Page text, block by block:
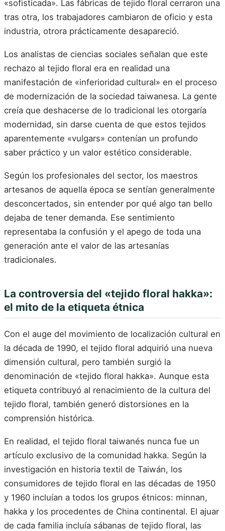
«sofisticada». Las fábricas de tejido floral cerraron una
tras otra, los trabajadores cambiaron de oficio y esta
industria, otrora prácticamente desapareció.
Los analistas de ciencias sociales señalan que este
rechazo al tejido floral era en realidad una
manifestación de «inferioridad cultural» en el proceso
de modernización de la sociedad taiwanesa. La gente
creía que deshacerse de lo tradicional les otorgaría
modernidad, sin darse cuenta de que estos tejidos
aparentemente «vulgars» contenían un profundo
saber práctico y un valor estético considerable.
Según los profesionales del sector, los maestros
artesanos de aquella época se sentían generalmente
desconcertados, sin entender por qué algo tan bello
dejaba de tener demanda. Ese sentimiento
representaba la confusión y el apego de toda una
generación ante el valor de las artesanías
tradicionales.
La controversia del «tejido floral hakka»:
el mito de la etiqueta étnica
Con el auge del movimiento de localización cultural en
la década de 1990, el tejido floral adquirió una nueva
dimensión cultural, pero también surgió la
denominación de «tejido floral hakka». Aunque esta
etiqueta contribuyó al renacimiento de la cultura del
tejido floral, también generó distorsiones en la
comprensión histórica.
En realidad, el tejido floral taiwanés nunca fue un
artículo exclusivo de la comunidad hakka. Según la
investigación en historia textil de Taiwán, los
consumidores de tejido floral en las décadas de 1950
y 1960 incluían a todos los grupos étnicos: minnan,
hakka y los procedentes de China continental. El ajuar
de cada familia incluía sábanas de tejido floral, las